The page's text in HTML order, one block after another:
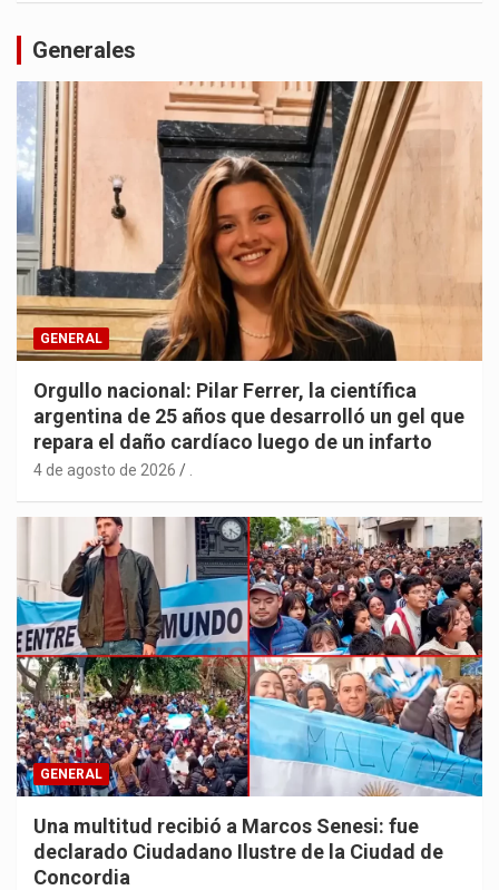
Generales
GENERAL
Orgullo nacional: Pilar Ferrer, la científica
argentina de 25 años que desarrolló un gel que
repara el daño cardíaco luego de un infarto
4 de agosto de 2026
GENERAL
Una multitud recibió a Marcos Senesi: fue
declarado Ciudadano Ilustre de la Ciudad de
Concordia